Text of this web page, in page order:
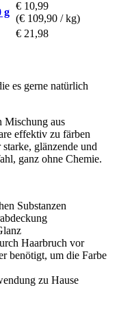
g
€ 10,99
(€ 109,90 / kg)
€ 21,98
es gerne natürlich
Mischung aus
effektiv zu färben
glänzende und
ganz ohne Chemie.
Substanzen
Haarbruch vor
benötigt, um die Farbe
zu Hause